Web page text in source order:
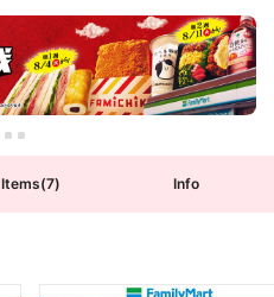
o
l
l
o
w
Items(7) Info